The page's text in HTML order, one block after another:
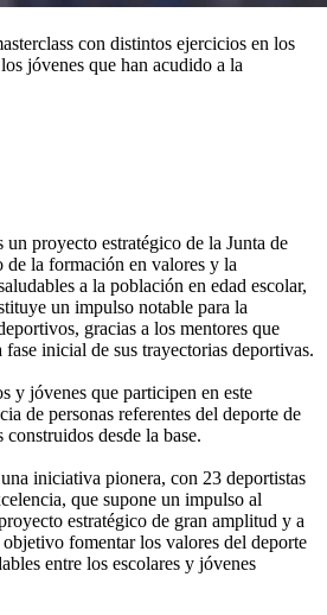
con distintos ejercicios en los
jóvenes que han acudido a la
proyecto estratégico de la Junta de
la formación en valores y la
a la población en edad escolar,
un impulso notable para la
gracias a los mentores que
inicial de sus trayectorias deportivas.
y jóvenes que participen en este
de personas referentes del deporte de
desde la base.
iniciativa pionera, con 23 deportistas
que supone un impulso al
estratégico de gran amplitud y a
fomentar los valores del deporte
entre los escolares y jóvenes